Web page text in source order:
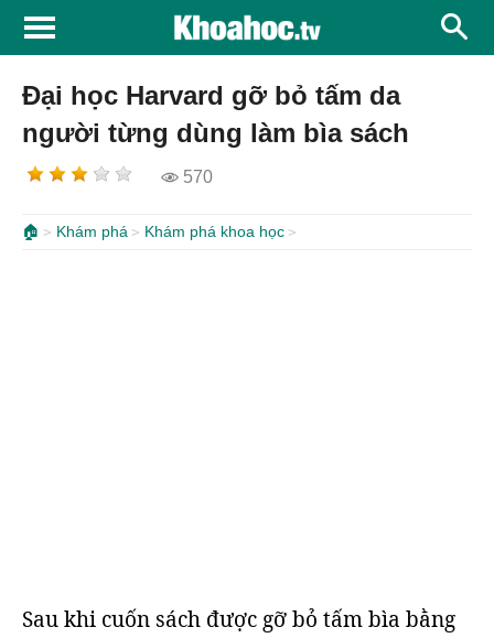
Đại học Harvard gỡ bỏ tấm da
người từng dùng làm bìa sách
570
🏠 Khám phá Khám phá khoa học
Sau khi cuốn sách được gỡ bỏ tấm bìa bằng